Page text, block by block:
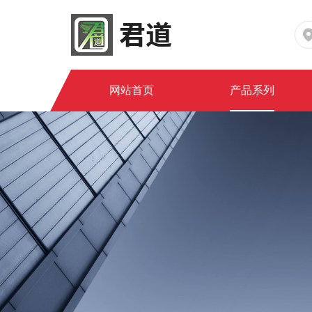
网站首页 产品系列